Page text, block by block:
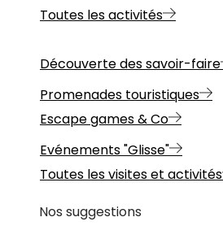
Toutes les activités
Découverte des savoir-faire
Promenades touristiques
Escape games & Co
Evénements "Glisse"
Toutes les visites et activités
Nos suggestions